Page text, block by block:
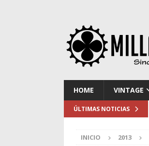
HOME VINTAGE
ÚLTIMAS NOTICIAS
INICIO 2013